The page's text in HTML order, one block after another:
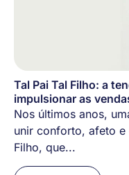
Tal Pai Tal Filho: a
impulsionar as
Nos últimos anos,
unir conforto, afeto e
Filho, que...